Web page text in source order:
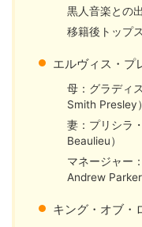
黒人音楽との
移籍後トップ
エルヴィス・プ
母：グラディ
Smith Presley）
妻：プリシラ
Beaulieu）
マネージャー
Andrew Parker
キング・オブ・